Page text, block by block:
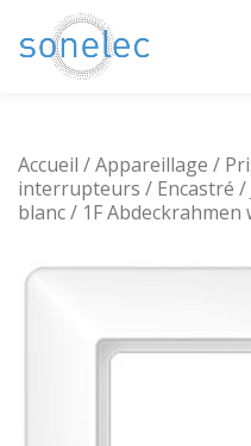
Aller
Accueil /Appareillage /
interrupteurs / Encastré /
blanc / 1F Abdeckrahmen